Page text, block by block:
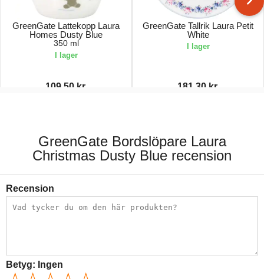
GreenGate Lattekopp Laura
Homes Dusty Blue
350 ml
I lager
109,50 kr.
GreenGate Tallrik Laura Petit
White
I lager
181,30 kr.
GreenGate Bordslöpare Laura
Christmas Dusty Blue recension
Recension
Betyg: Ingen